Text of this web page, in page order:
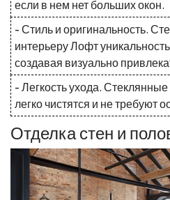
если в нем нет больших окон.
- Стиль и оригинальность.
интерьеру Лофт
создавая визуально
- Легкость ухода.
легко чистятся и не требуют
Отделка стен и